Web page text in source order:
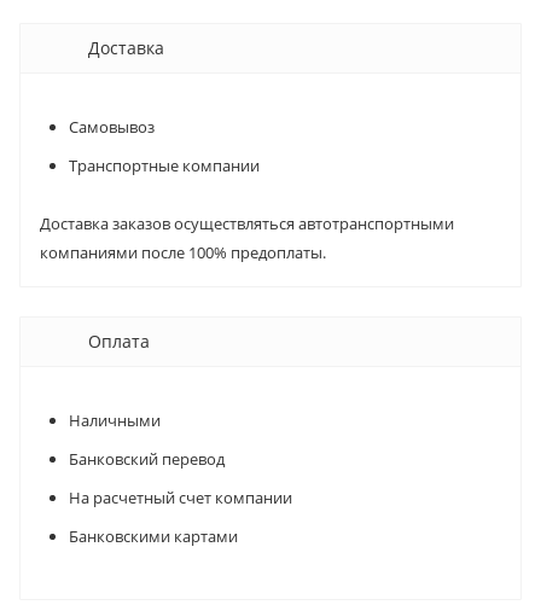
Доставка
Самовывоз
Транспортные компании
Доставка заказов осуществляться автотранспортными
компаниями после 100% предоплаты.
Оплата
Наличными
Банковский перевод
На расчетный счет компании
Банковскими картами